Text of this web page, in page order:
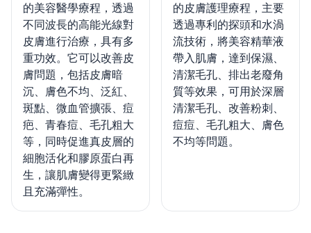
的美容醫學療程，透過
不同波長的高能光線對
皮膚進行治療，具有多
重功效。它可以改善皮
膚問題，包括皮膚暗
沉、膚色不均、泛紅、
斑點、微血管擴張、痘
疤、青春痘、毛孔粗大
等，同時促進真皮層的
細胞活化和膠原蛋白再
生，讓肌膚變得更緊緻
且充滿彈性。
的皮膚護理療程，主要
透過專利的探頭和水渦
流技術，將美容精華液
帶入肌膚，達到保濕、
清潔毛孔、排出老廢角
質等效果，可用於深層
清潔毛孔、改善粉刺、
痘痘、毛孔粗大、膚色
不均等問題。